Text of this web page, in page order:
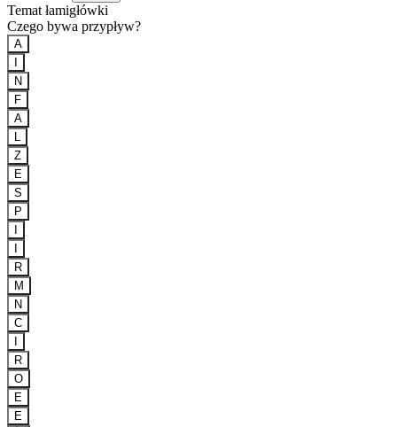
Temat łamigłówki
Czego bywa przypływ?
A
N
F
A
L
Z
E
S
P
R
M
N
C
R
O
E
E